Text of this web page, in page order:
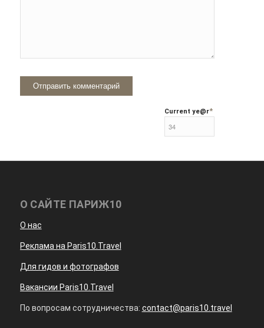
Current ye@r*
О САЙТЕ ПАРИЖ10
О нас
Реклама на Paris10.Travel
Для гидов и фотографов
Вакансии Paris10.Travel
По вопросам сотрудничества: contact@paris10.travel